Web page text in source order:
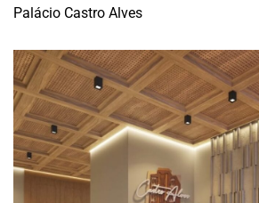
Palácio Castro Alves